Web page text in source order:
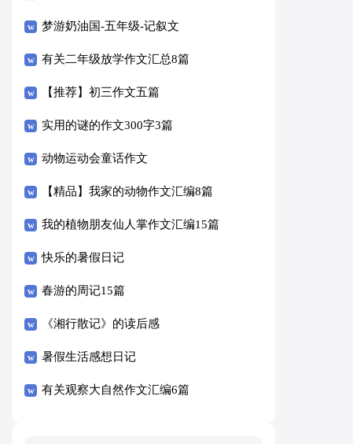
梦游奶油国-五年级-记叙文
有关二年级放学作文汇总8篇
【推荐】初三作文五篇
实用的谜的作文300字3篇
动物运动会童话作文
【精品】我家的动物作文汇编8篇
我的植物朋友仙人掌作文汇编15篇
快乐的暑假日记
春游的周记15篇
《湘行散记》的读后感
暑假生活感想日记
有关观察大自然作文汇编6篇